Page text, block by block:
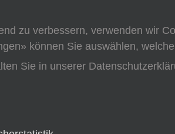
zu verbessern, verwenden wir
können Sie auswählen,
Sie in unserer